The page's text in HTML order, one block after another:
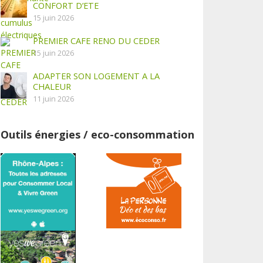
CONFORT D’ETE
15 juin 2026
PREMIER CAFE RENO DU CEDER
15 juin 2026
ADAPTER SON LOGEMENT A LA
CHALEUR
11 juin 2026
Outils énergies / eco-consommation